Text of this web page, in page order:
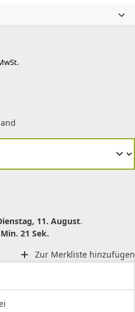
11. August.
21 Sek.
Zur Merkliste hinzufügen